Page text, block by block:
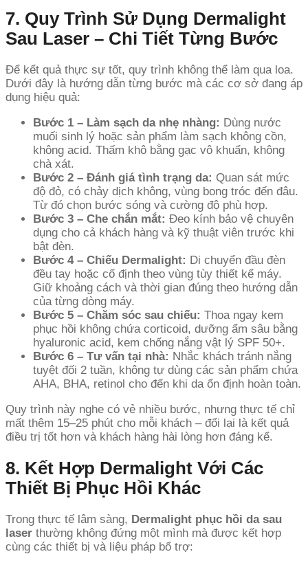
7. Quy Trình Sử Dụng Dermalight
Sau Laser – Chi Tiết Từng Bước
Để kết quả thực sự tốt, quy trình không thể làm qua loa.
Dưới đây là hướng dẫn từng bước mà các cơ sở đang áp
dụng hiệu quả:
Bước 1 – Làm sạch da nhẹ nhàng: Dùng nước
muối sinh lý hoặc sản phẩm làm sạch không cồn,
không acid. Thấm khô bằng gạc vô khuẩn, không
chà xát.
Bước 2 – Đánh giá tình trạng da: Quan sát mức
độ đỏ, có chảy dịch không, vùng bong tróc đến đâu.
Từ đó chọn bước sóng và cường độ phù hợp.
Bước 3 – Che chắn mắt: Đeo kính bảo vệ chuyên
dụng cho cả khách hàng và kỹ thuật viên trước khi
bật đèn.
Bước 4 – Chiếu Dermalight: Di chuyển đầu đèn
đều tay hoặc cố định theo vùng tùy thiết kế máy.
Giữ khoảng cách và thời gian đúng theo hướng dẫn
của từng dòng máy.
Bước 5 – Chăm sóc sau chiếu: Thoa ngay kem
phục hồi không chứa corticoid, dưỡng ẩm sâu bằng
hyaluronic acid, kem chống nắng vật lý SPF 50+.
Bước 6 – Tư vấn tại nhà: Nhắc khách tránh nắng
tuyệt đối 2 tuần, không tự dùng các sản phẩm chứa
AHA, BHA, retinol cho đến khi da ổn định hoàn toàn.
Quy trình này nghe có vẻ nhiều bước, nhưng thực tế chỉ
mất thêm 15–25 phút cho mỗi khách – đổi lại là kết quả
điều trị tốt hơn và khách hàng hài lòng hơn đáng kể.
8. Kết Hợp Dermalight Với Các
Thiết Bị Phục Hồi Khác
Trong thực tế lâm sàng, Dermalight phục hồi da sau
laser thường không đứng một mình mà được kết hợp
cùng các thiết bị và liệu pháp bổ trợ: